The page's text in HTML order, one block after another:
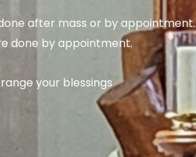
after mass or by appointment.
done by appointment.
your blessings